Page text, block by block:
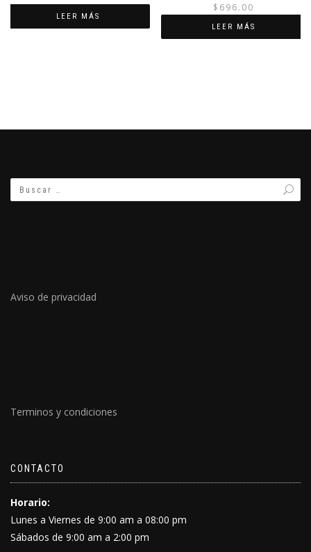
LEER MÁS
$ 696.00
LEER MÁS
Aviso de privacidad
Terminos y condiciones
CONTACTO
Horario:
Lunes a Viernes de 9:00 am a 08:00 pm
Sábados de 9:00 am a 2:00 pm